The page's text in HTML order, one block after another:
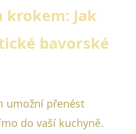
krokem: Jak
bavorské
umožní přenést
do vaší kuchyně.